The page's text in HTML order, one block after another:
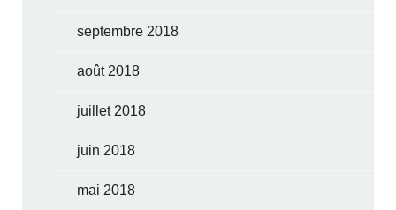
septembre 2018
août 2018
juillet 2018
juin 2018
mai 2018